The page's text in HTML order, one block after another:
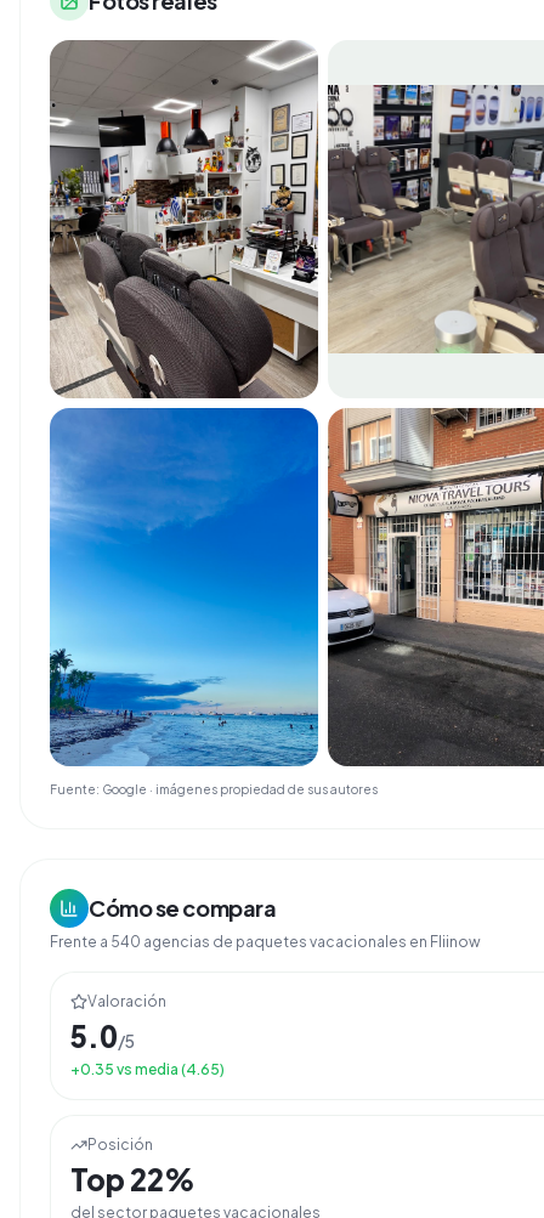
Fuente: Google · imágenes propiedad de sus autores
Cómo se compara
Frente a 540 agencias de paquetes vacacionales en Fliinow
Valoración
5.0/5
+0.35 vs media (4.65)
Posición
Top 22%
del sector paquetes vacacionales